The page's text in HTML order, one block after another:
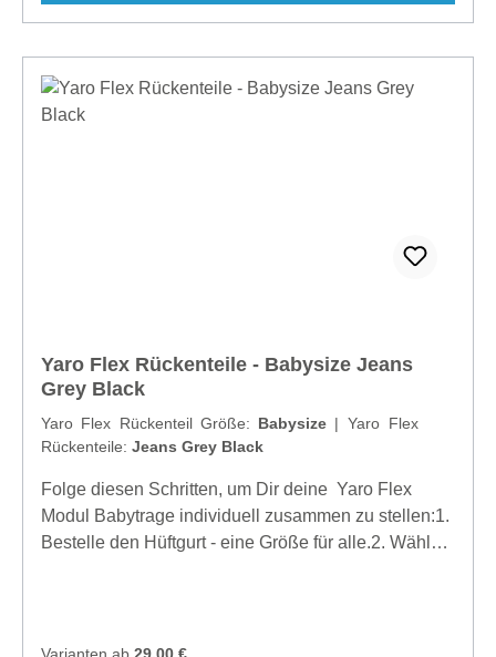
Yaro Flex Rückenteile - Babysize Jeans
Grey Black
Yaro Flex Rückenteil Größe: Babysize |
Rückenteile: Jeans Grey Black
Folge diesen Schritten, um Dir deine Yaro Flex
Modul Babytrage individuell zusammen zu stellen:1.
Bestelle den Hüftgurt - eine Größe für alle.2. Wähle
das Rückenteil für Babys oder (und)
Varianten ab 29,00 €